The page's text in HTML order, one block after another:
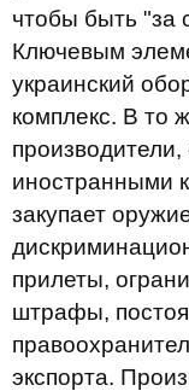
чтобы быть "за
Ключевым
украинский
комплекс. В то
иностранными
закупает
прилеты,
штрафы,
экспорта.